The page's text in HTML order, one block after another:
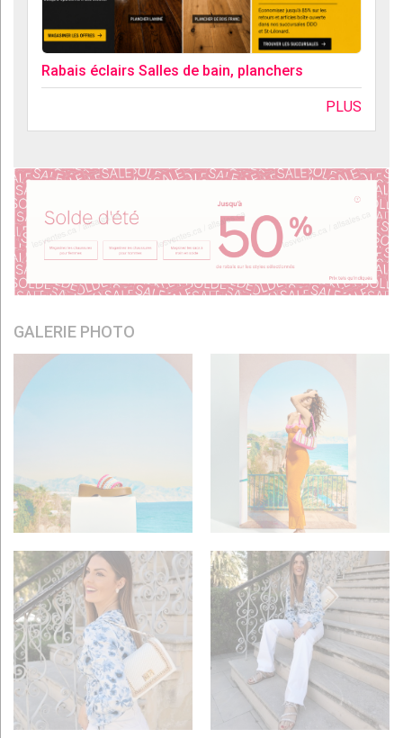
Rabais éclairs Salles de bain, planchers
PLUS
GALERIE PHOTO